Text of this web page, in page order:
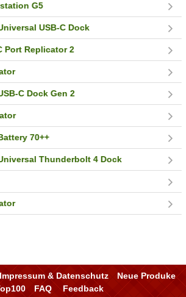
G5
USB-C Dock
Port Replicator 2
C Dock Gen 2
70++
Thunderbolt 4 Dock
Impressum & Datenschutz
Neue Produke
FAQ
Feedback